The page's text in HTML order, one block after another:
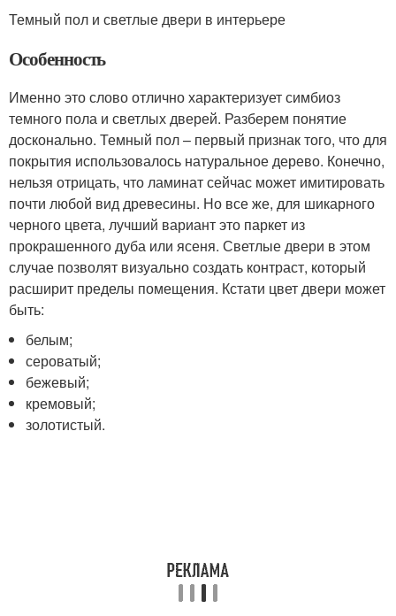
Темный пол и светлые двери в интерьере
Особенность
Именно это слово отлично характеризует симбиоз
темного пола и светлых дверей. Разберем понятие
досконально. Темный пол – первый признак того, что для
покрытия использовалось натуральное дерево. Конечно,
нельзя отрицать, что ламинат сейчас может имитировать
почти любой вид древесины. Но все же, для шикарного
черного цвета, лучший вариант это паркет из
прокрашенного дуба или ясеня. Светлые двери в этом
случае позволят визуально создать контраст, который
расширит пределы помещения. Кстати цвет двери может
быть:
белым;
сероватый;
бежевый;
кремовый;
золотистый.